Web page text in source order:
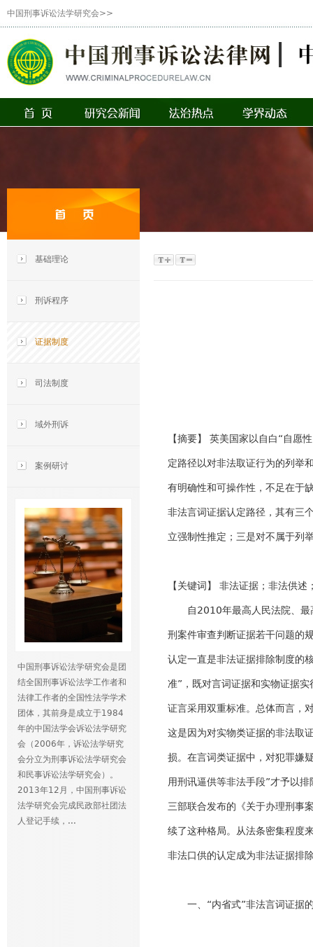
中国刑事诉讼法学研究会>>
基础理论
刑诉程序
证据制度
司法制度
域外刑诉
案例研讨
中国刑事诉讼法学研究会是团
结全国刑事诉讼法学工作者和
法律工作者的全国性法学学术
团体，其前身是成立于1984
年的中国法学会诉讼法学研究
会（2006年，诉讼法学研究
会分立为刑事诉讼法学研究会
和民事诉讼法学研究会）。
2013年12月，中国刑事诉讼
法学研究会完成民政部社团法
人登记手续，...
【摘要】 英美国家以自白“自愿
定路径以对非法取证行为的列举
有明确性和可操作性，不足在于
非法言词证据认定路径，其有三
立强制性推定；三是对不属于列
【关键词】 非法证据；非法供
自2010年最高人民法院、最高
刑案件审查判断证据若干问题的
认定一直是非法证据排除制度的
准”，既对言词证据和实物证据
证言采用双重标准。总体而言，
这是因为对实物类证据的非法取
损。在言词类证据中，对犯罪嫌
用刑讯逼供等非法手段”才予以
三部联合发布的《关于办理刑事
续了这种格局。从法条密集程度
非法口供的认定成为非法证据排
一、“内省式”非法言词证据的